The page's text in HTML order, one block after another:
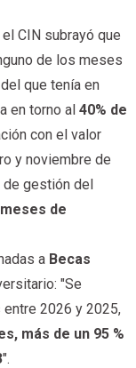
el CIN subrayó que
de los meses
que tenía en
en torno al 40% de
con el valor
y noviembre de
de gestión del
de
a Becas
"Se
entre 2026 y 2025,
más de un 95 %
".